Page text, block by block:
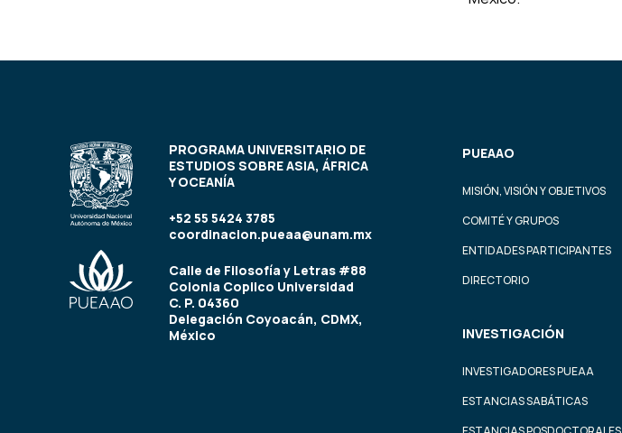
PROGRAMA UNIVERSITARIO DE
ESTUDIOS SOBRE ASIA, ÁFRICA
Y OCEANÍA
+52 55 5424 3785
coordinacion.pueaa@unam.mx
Calle de Filosofía y Letras #88
Colonia Copilco Universidad
C. P. 04360
Delegación Coyoacán, CDMX,
México
PUEAAO
MISIÓN, VISIÓN Y OBJETIVOS
COMITÉ Y GRUPOS
ENTIDADES PARTICIPANTES
DIRECTORIO
INVESTIGACIÓN
INVESTIGADORES PUEAA
ESTANCIAS SABÁTICAS